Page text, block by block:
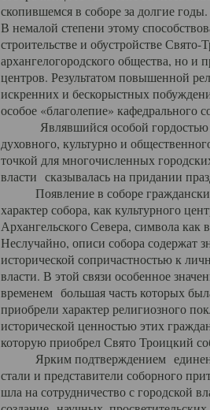
скопившемся в соборе за долгие годы.
В немалой степени этому
строительстве и обустройстве
архангелогородского общества, но и
центров. Результатом повышенной
искренних и бескорыстных
особое «благолепие» кафедрального
Являвшийся особой гордостью
духовного, культурно и
точкой для многочисленных
власти сказывалась на придании
Появление в соборе гражданских
характер собора, как культурного
Архангельского Севера, символа как
Неслучайно, описи собора содержат
исторической сопричастностью к
власти. В этой связи особенное
временем большая часть которых
приобрели характер религиозного
исторической ценностью этих
которую приобрел Свято Троицкий
Ярким подтверждением единения
стали и представители соборного
шла на сотрудничество с городской